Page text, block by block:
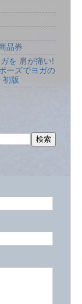
品券
を 肩が痛い!
ーズでヨガの
初版